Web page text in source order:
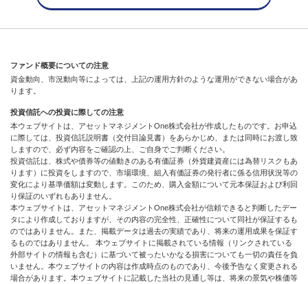
ファンド概要についての注意
資金動向、市況動向等によっては、上記の運用方針のような運用ができない場合があ
ります。
投資信託への投資に際しての注意
本ウェブサイトは、アセットマネジメントOne株式会社が作成したものです。お申込
に際しては、投資信託説明書（交付目論見書）をあらかじめ、または同時にお渡し致
しますので、必ず内容をご確認の上、ご自身でご判断ください。
投資信託は、株式や債券等の値動きのある有価証券（外貨建資産には為替リスクもあ
ります）に投資をしますので、市場環境、組入有価証券の発行者に係る信用状況等の
変化により基準価額は変動します。このため、購入金額について元本保証および利回
り保証のいずれもありません。
本ウェブサイトは、アセットマネジメントOne株式会社が信頼できると判断したデー
タにより作成しておりますが、その内容の完全性、正確性について同社が保証するも
のではありません。また、掲載データは過去の実績であり、将来の運用成果を保証す
るものではありません。 本ウェブサイトに掲載されている情報（リンクされている
外部サイトの情報も含む）に基づいて被ったいかなる損害についても一切の責任を負
いません。本ウェブサイトの内容は作成時点のものであり、今後予告なく変更される
場合があります。本ウェブサイトに記載した当社の見通し等は、将来の景気や株価等